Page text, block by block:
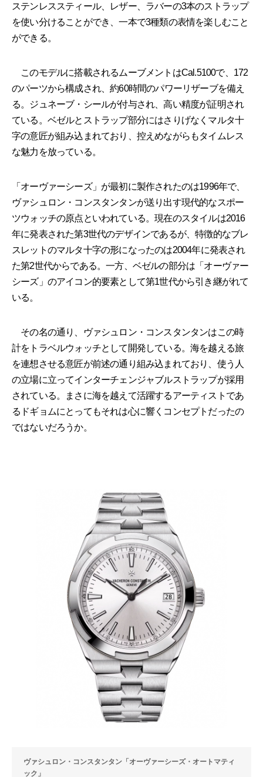
ステンレススティール、レザー、ラバーの3本のストラップ
を使い分けることができ、一本で3種類の表情を楽しむこと
ができる。
このモデルに搭載されるムーブメントはCal.5100で、172
のパーツから構成され、約60時間のパワーリザーブを備え
る。ジュネーブ・シールが付与され、高い精度が証明され
ている。ベゼルとストラップ部分にはさりげなくマルタ十
字の意匠が組み込まれており、控えめながらもタイムレス
な魅力を放っている。
「オーヴァーシーズ」が最初に製作されたのは1996年で、
ヴァシュロン・コンスタンタンが送り出す現代的なスポー
ツウォッチの原点といわれている。現在のスタイルは2016
年に発表された第3世代のデザインであるが、特徴的なブレ
スレットのマルタ十字の形になったのは2004年に発表され
た第2世代からである。一方、ベゼルの部分は「オーヴァー
シーズ」のアイコン的要素として第1世代から引き継がれて
いる。
その名の通り、ヴァシュロン・コンスタンタンはこの時
計をトラベルウォッチとして開発している。海を越える旅
を連想させる意匠が前述の通り組み込まれており、使う人
の立場に立ってインターチェンジャブルストラップが採用
されている。まさに海を越えて活躍するアーティストであ
るドギョムにとってもそれは心に響くコンセプトだったの
ではないだろうか。
ヴァシュロン・コンスタンタン「オーヴァーシーズ・オートマティ
ック」